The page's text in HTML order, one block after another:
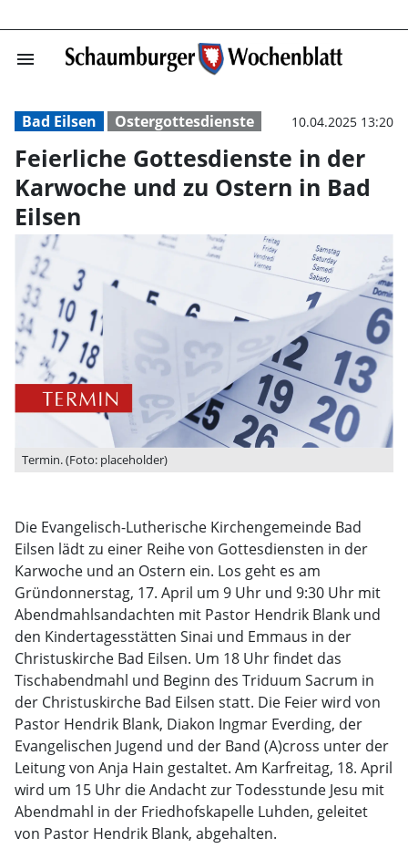
menu Feierliche
Bad Eilsen Ostergottesdienste 10.04.2025 13:20
Feierliche Gottesdienste in der
Karwoche und zu Ostern in Bad
Eilsen
Termin. (Foto: placeholder)
Die Evangelisch-Lutherische Kirchengemeinde Bad
Eilsen lädt zu einer Reihe von Gottesdiensten in der
Karwoche und an Ostern ein. Los geht es am
Gründonnerstag, 17. April um 9 Uhr und 9:30 Uhr mit
Abendmahlsandachten mit Pastor Hendrik Blank und
den Kindertagesstätten Sinai und Emmaus in der
Christuskirche Bad Eilsen. Um 18 Uhr findet das
Tischabendmahl und Beginn des Triduum Sacrum in
der Christuskirche Bad Eilsen statt. Die Feier wird von
Pastor Hendrik Blank, Diakon Ingmar Everding, der
Evangelischen Jugend und der Band (A)cross unter der
Leitung von Anja Hain gestaltet. Am Karfreitag, 18. April
wird um 15 Uhr die Andacht zur Todesstunde Jesu mit
Abendmahl in der Friedhofskapelle Luhden, geleitet
von Pastor Hendrik Blank, abgehalten.